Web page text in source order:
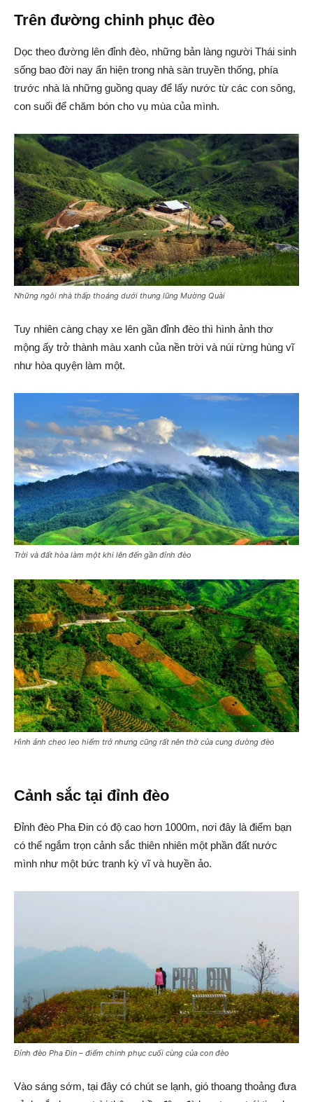
Trên đường chinh phục đèo
Dọc theo đường lên đỉnh đèo, những bản làng người Thái sinh
sống bao đời nay ẩn hiện trong nhà sàn truyền thống, phía
trước nhà là những guồng quay để lấy nước từ các con sông,
con suối để chăm bón cho vụ mùa của mình.
Những ngôi nhà thấp thoáng dưới thung lũng Mường Quài
Tuy nhiên càng chạy xe lên gần đỉnh đèo thì hình ảnh thơ
mộng ấy trở thành màu xanh của nền trời và núi rừng hùng vĩ
như hòa quyện làm một.
Trời và đất hòa làm một khi lên đến gần đỉnh đèo
Hình ảnh cheo leo hiểm trở nhưng cũng rất nên thờ của cung dường đèo
Cảnh sắc tại đỉnh đèo
Đỉnh đèo Pha Đin có độ cao hơn 1000m, nơi đây là điểm bạn
có thể ngắm trọn cảnh sắc thiên nhiên một phần đất nước
mình như một bức tranh kỳ vĩ và huyền ảo.
Đỉnh đèo Pha Đin – điểm chinh phục cuối cùng của con đèo
Vào sáng sớm, tại đây có chút se lạnh, gió thoang thoảng đưa